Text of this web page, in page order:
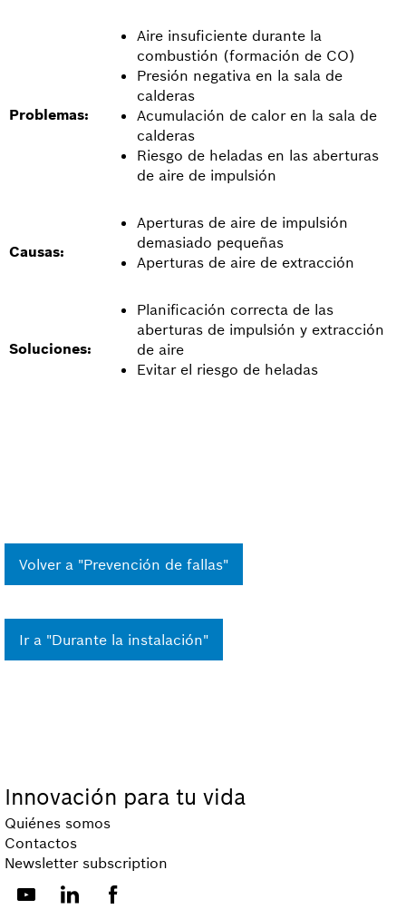
Problemas:
Aire insuficiente durante la
combustión (formación de CO)
Presión negativa en la sala de
calderas
Acumulación de calor en la sala de
calderas
Riesgo de heladas en las aberturas
de aire de impulsión
Causas:
Aperturas de aire de impulsión
demasiado pequeñas
Aperturas de aire de extracción
Soluciones:
Planificación correcta de las
aberturas de impulsión y extracción
de aire
Evitar el riesgo de heladas
Volver a "Prevención de fallas"
Ir a "Durante la instalación"
Innovación para tu vida
Quiénes somos
Contactos
Newsletter subscription